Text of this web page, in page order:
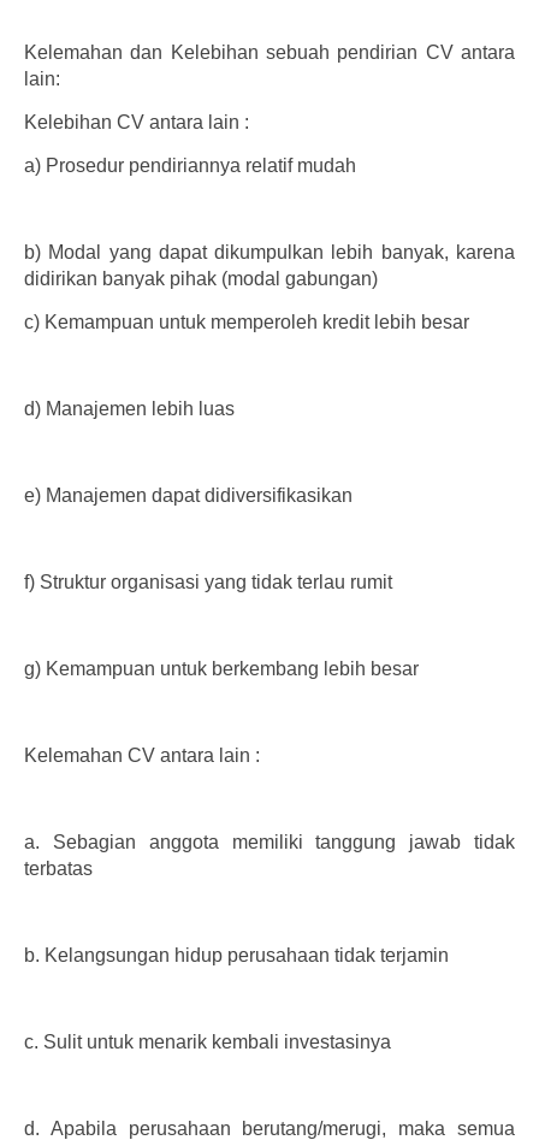
Kelemahan dan Kelebihan sebuah pendirian CV antara
lain:
Kelebihan CV antara lain :
a) Prosedur pendiriannya relatif mudah
b) Modal yang dapat dikumpulkan lebih banyak, karena
didirikan banyak pihak (modal gabungan)
c) Kemampuan untuk memperoleh kredit lebih besar
d) Manajemen lebih luas
e) Manajemen dapat didiversifikasikan
f) Struktur organisasi yang tidak terlau rumit
g) Kemampuan untuk berkembang lebih besar
Kelemahan CV antara lain :
a.
Sebagian anggota memiliki tanggung jawab tidak
terbatas
b. Kelangsungan hidup perusahaan tidak terjamin
c. Sulit untuk menarik kembali investasinya
d. Apabila perusahaan berutang/merugi, maka semua